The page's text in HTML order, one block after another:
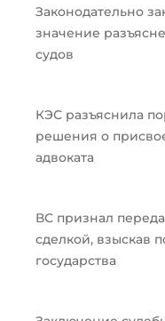
Законодательно
значение
судов
КЭС разъяснила
решения о
адвоката
ВС признал
сделкой, взыскав
государства